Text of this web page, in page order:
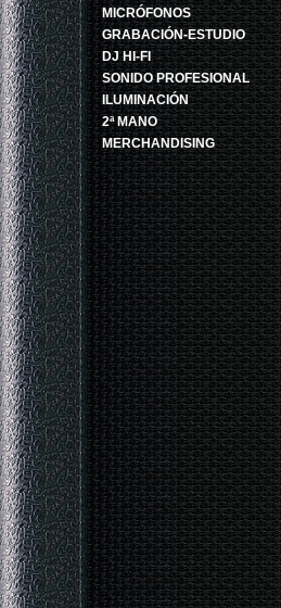
MICRÓFONOS
GRABACIÓN-ESTUDIO
DJ HI-FI
SONIDO PROFESIONAL
ILUMINACIÓN
2ª MANO
MERCHANDISING